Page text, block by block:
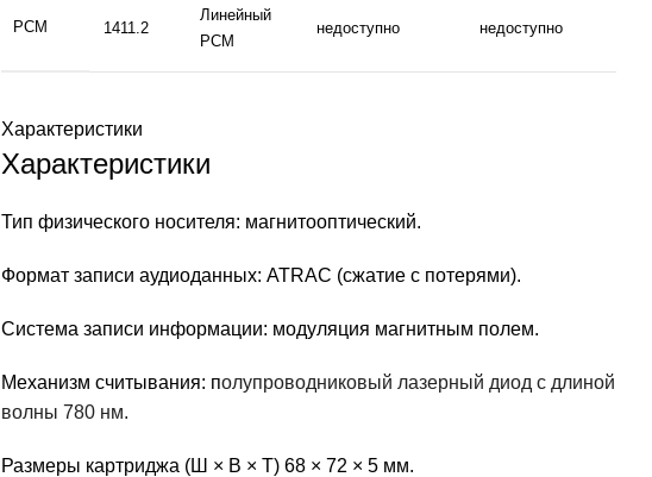
PCM 1411.2
Линейный
PCM
недоступно недоступно
Характеристики
Характеристики
Тип физического носителя: магнитооптический.
Формат записи аудиоданных: ATRAC (сжатие с потерями).
Система записи информации: модуляция магнитным полем.
Механизм считывания: полупроводниковый лазерный диод с длиной
волны 780 нм.
Размеры картриджа (Ш × В × Т) 68 × 72 × 5 мм.